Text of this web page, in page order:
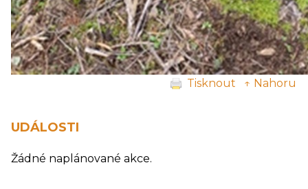
Tisknout ↑ Nahoru
UDÁLOSTI
Žádné naplánované akce.